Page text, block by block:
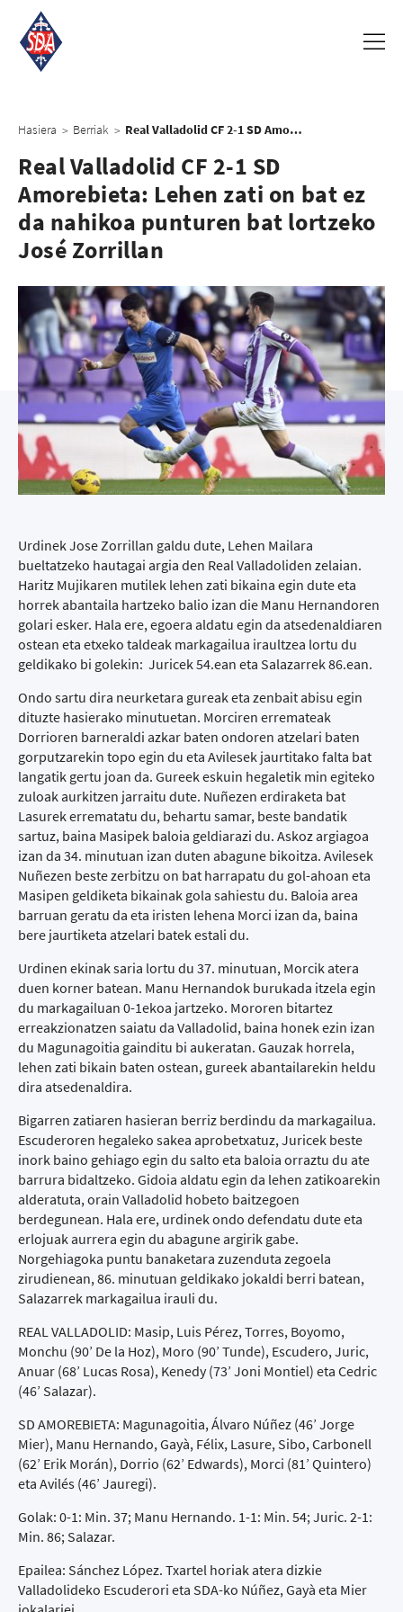
Hasiera > Berriak > Real Valladolid CF 2-1 SD Amorebieta: Lehen zati on bat ez da nahikoa punturen bat lortzeko José Zorrillan
Real Valladolid CF 2-1 SD
Amorebieta: Lehen zati on bat ez
da nahikoa punturen bat lortzeko
José Zorrillan
Urdinek Jose Zorrillan galdu dute, Lehen Mailara
bueltatzeko hautagai argia den Real Valladoliden zelaian.
Haritz Mujikaren mutilek lehen zati bikaina egin dute eta
horrek abantaila hartzeko balio izan die Manu Hernandoren
golari esker. Hala ere, egoera aldatu egin da atsedenaldiaren
ostean eta etxeko taldeak markagailua iraultzea lortu du
geldikako bi golekin: Juricek 54.ean eta Salazarrek 86.ean.
Ondo sartu dira neurketara gureak eta zenbait abisu egin
dituzte hasierako minutuetan. Morciren erremateak
Dorrioren barneraldi azkar baten ondoren atzelari baten
gorputzarekin topo egin du eta Avilesek jaurtitako falta bat
langatik gertu joan da. Gureek eskuin hegaletik min egiteko
zuloak aurkitzen jarraitu dute. Nuñezen erdiraketa bat
Lasurek errematatu du, behartu samar, beste bandatik
sartuz, baina Masipek baloia geldiarazi du. Askoz argiagoa
izan da 34. minutuan izan duten abagune bikoitza. Avilesek
Nuñezen beste zerbitzu on bat harrapatu du gol-ahoan eta
Masipen geldiketa bikainak gola sahiestu du. Baloia area
barruan geratu da eta iristen lehena Morci izan da, baina
bere jaurtiketa atzelari batek estali du.
Urdinen ekinak saria lortu du 37. minutuan, Morcik atera
duen korner batean. Manu Hernandok burukada itzela egin
du markagailuan 0-1ekoa jartzeko. Mororen bitartez
erreakzionatzen saiatu da Valladolid, baina honek ezin izan
du Magunagoitia gainditu bi aukeratan. Gauzak horrela,
lehen zati bikain baten ostean, gureek abantailarekin heldu
dira atsedenaldira.
Bigarren zatiaren hasieran berriz berdindu da markagailua.
Escuderoren hegaleko sakea aprobetxatuz, Juricek beste
inork baino gehiago egin du salto eta baloia orraztu du ate
barrura bidaltzeko. Gidoia aldatu egin da lehen zatikoarekin
alderatuta, orain Valladolid hobeto baitzegoen
berdegunean. Hala ere, urdinek ondo defendatu dute eta
erlojuak aurrera egin du abagune argirik gabe.
Norgehiagoka puntu banaketara zuzenduta zegoela
zirudienean, 86. minutuan geldikako jokaldi berri batean,
Salazarrek markagailua irauli du.
REAL VALLADOLID: Masip, Luis Pérez, Torres, Boyomo,
Monchu (90’ De la Hoz), Moro (90’ Tunde), Escudero, Juric,
Anuar (68’ Lucas Rosa), Kenedy (73’ Joni Montiel) eta Cedric
(46’ Salazar).
SD AMOREBIETA: Magunagoitia, Álvaro Núñez (46’ Jorge
Mier), Manu Hernando, Gayà, Félix, Lasure, Sibo, Carbonell
(62’ Erik Morán), Dorrio (62’ Edwards), Morci (81’ Quintero)
eta Avilés (46’ Jauregi).
Golak: 0-1: Min. 37; Manu Hernando. 1-1: Min. 54; Juric. 2-1:
Min. 86; Salazar.
Epailea: Sánchez López. Txartel horiak atera dizkie
Valladolideko Escuderori eta SDA-ko Núñez, Gayà eta Mier